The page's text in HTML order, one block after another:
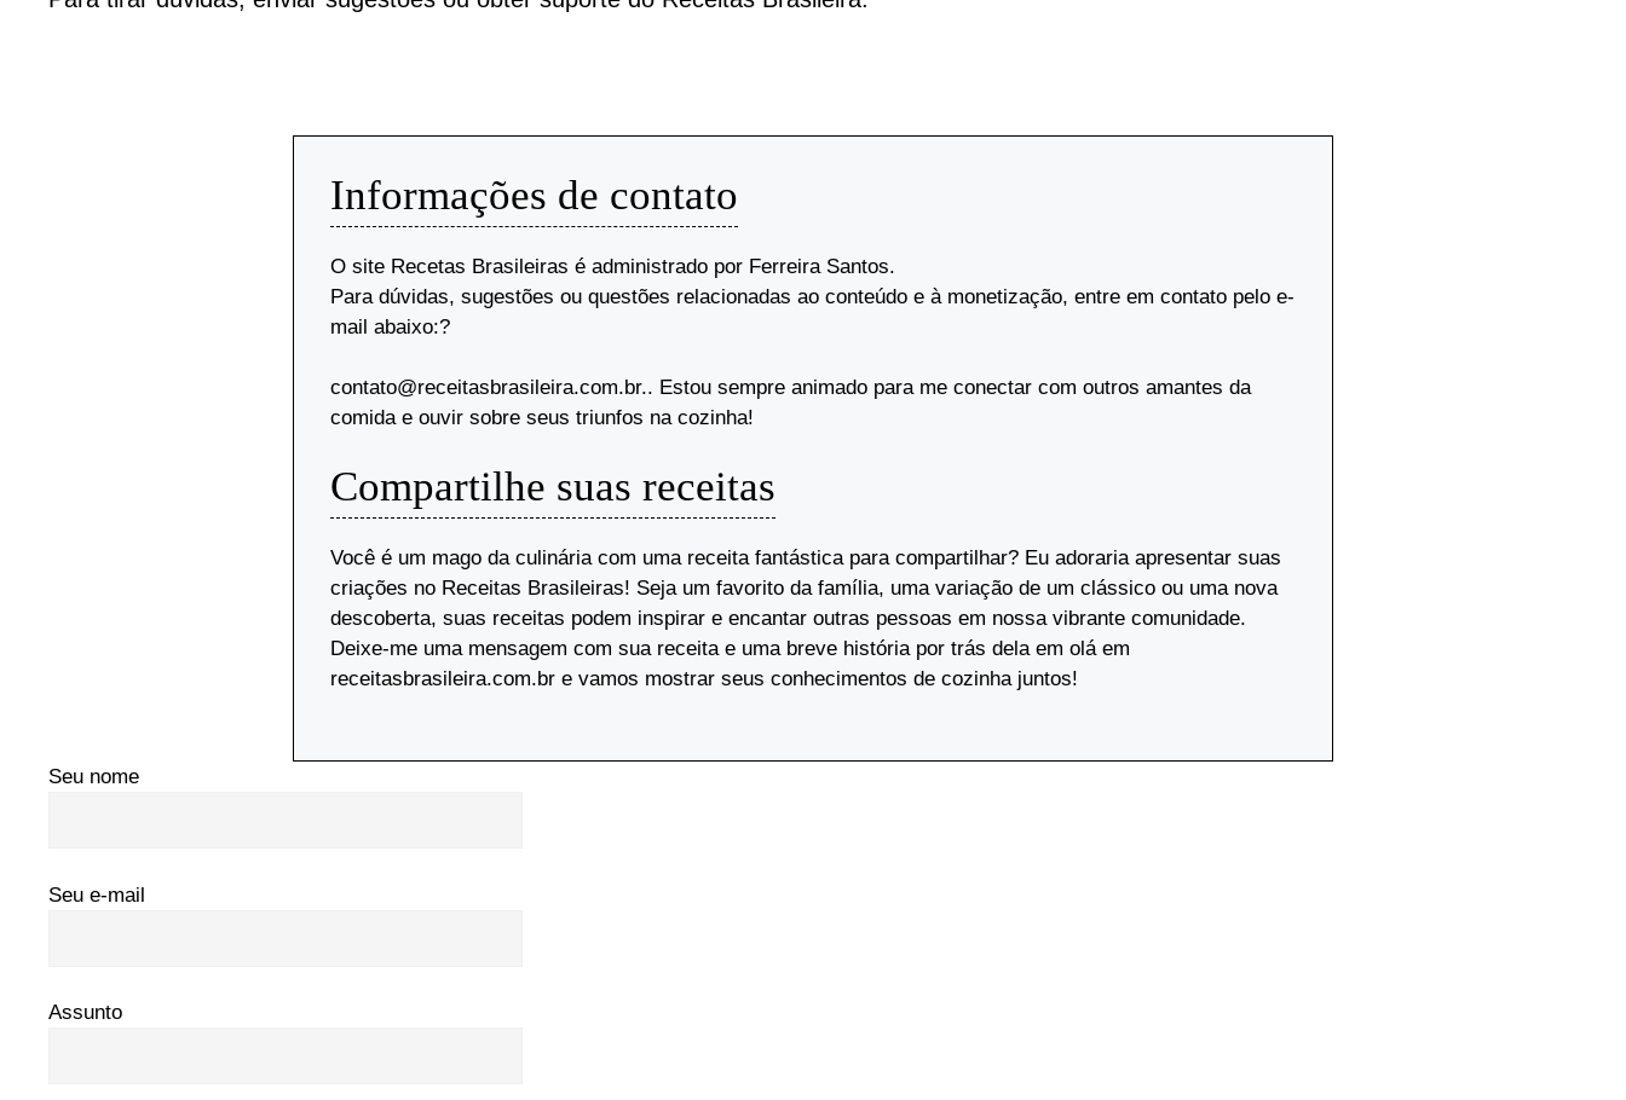
Informações de contato
O site Recetas Brasileiras é administrado por Ferreira Santos.
Para dúvidas, sugestões ou questões relacionadas ao conteúdo e à monetização, entre em contato pelo e-
mail abaixo:?
contato@receitasbrasileira.com.br.. Estou sempre animado para me conectar com outros amantes da
comida e ouvir sobre seus triunfos na cozinha!
Compartilhe suas receitas
Você é um mago da culinária com uma receita fantástica para compartilhar? Eu adoraria apresentar suas
criações no Receitas Brasileiras! Seja um favorito da família, uma variação de um clássico ou uma nova
descoberta, suas receitas podem inspirar e encantar outras pessoas em nossa vibrante comunidade.
Deixe-me uma mensagem com sua receita e uma breve história por trás dela em olá em
receitasbrasileira.com.br e vamos mostrar seus conhecimentos de cozinha juntos!
Seu nome
Seu e-mail
Assunto